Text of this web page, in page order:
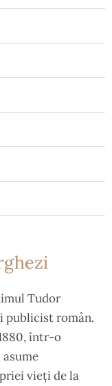
Tudor
publicist român.
într-o
vieți de la